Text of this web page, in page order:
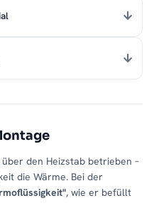
den Heizstab betrieben –
die Wärme. Bei der
, wie er befüllt